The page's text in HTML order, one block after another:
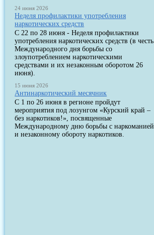
24 июня 2026
Неделя профилактики употребления
наркотических средств
С 22 по 28 июня - Неделя профилактики
употребления наркотических средств (в честь
Международного дня борьбы со
злоупотреблением наркотическими
средствами и их незаконным оборотом 26
июня).
15 июня 2026
Антинаркотический месячник
С 1 по 26 июня в регионе пройдут
мероприятия под лозунгом «Курский край –
без наркотиков!», посвященные
Международному дню борьбы с наркоманией
и незаконному обороту наркотиков.